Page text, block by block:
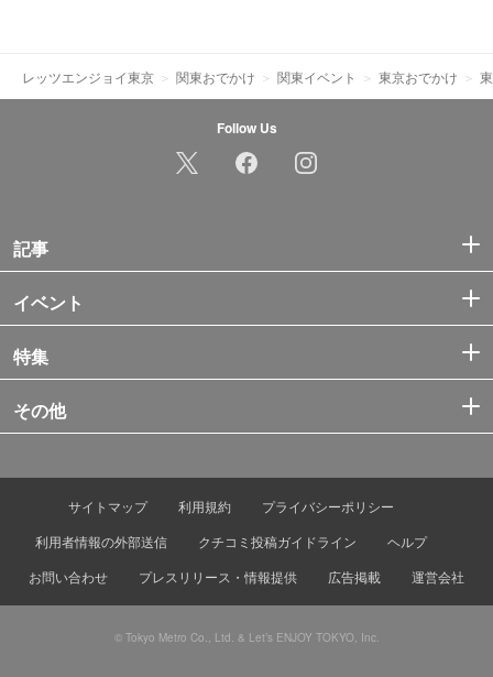
レッツエンジョイ東京 関東おでかけ 関東イベント 東京おでかけ
Follow Us
記事
イベント
特集
その他
サイトマップ 利用規約
プライバシーポリシー
利用者情報の外部送信
クチコミ投稿ガイドライン
ヘルプ
お問い合わせ
プレスリリース・情報提供 広告掲載 運営会社
© Tokyo Metro Co., Ltd. & Let’s ENJOY TOKYO, Inc.